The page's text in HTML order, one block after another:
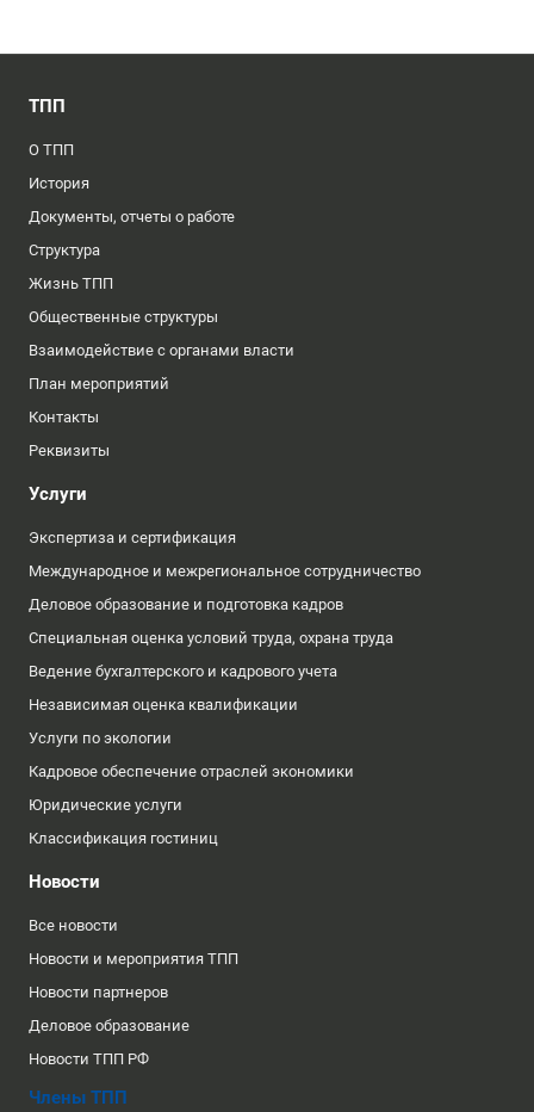
ТПП
О ТПП
История
Документы, отчеты о работе
Структура
Жизнь ТПП
Общественные структуры
Взаимодействие с органами власти
План мероприятий
Контакты
Реквизиты
Услуги
Экспертиза и сертификация
Международное и межрегиональное сотрудничество
Деловое образование и подготовка кадров
Специальная оценка условий труда, охрана труда
Ведение бухгалтерского и кадрового учета
Независимая оценка квалификации
Услуги по экологии
Кадровое обеспечение отраслей экономики
Юридические услуги
Классификация гостиниц
Новости
Все новости
Новости и мероприятия ТПП
Новости партнеров
Деловое образование
Новости ТПП РФ
Члены ТПП